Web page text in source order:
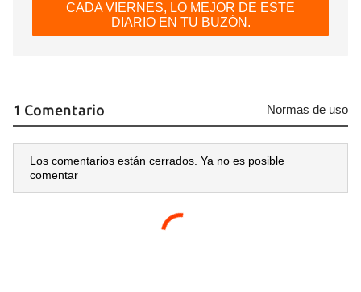
CADA VIERNES, LO MEJOR DE ESTE
DIARIO EN TU BUZÓN.
1 Comentario Normas de uso
Los comentarios están cerrados. Ya no es posible
comentar